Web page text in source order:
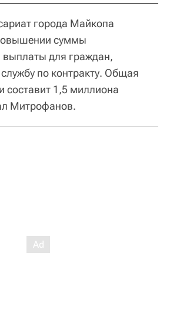
города Майкопа
суммы
для граждан,
по контракту. Общая
составит 1,5 миллиона
Митрофанов.